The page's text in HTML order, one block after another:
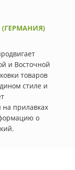
(ГЕРМАНИЯ)
и Восточной
товаров
стиле и
на прилавках
о